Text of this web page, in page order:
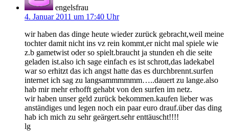
engelsfrau
4. Januar 2011 um 17:40 Uhr
wir haben das dinge heute wieder zurück gebracht,weil meine
tochter damit nicht ins vz rein kommt,er nicht mal spiele wie
z.b gametwist oder so spielt.braucht ja stunden eh die seite
geladen ist.also ich sage einfach es ist schrott,das ladekabel
war so erhitzt das ich angst hatte das es durchbrennt.surfen
internet ich sag zu langsammmmmm…..dauert zu lange.also
hab mir mehr erhofft gehabt von den surfen im netz.
wir haben unser geld zurück bekommen.kaufen lieber was
anständiges und legen noch ein paar euro drauf.über das ding
hab ich mich zu sehr geärgert.sehr enttäuscht!!!!
lg